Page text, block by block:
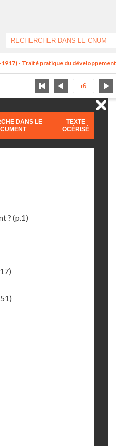
- Traité pratique du développement
DANS LE
TEXTE
OCÉRISÉ
? (p.1)